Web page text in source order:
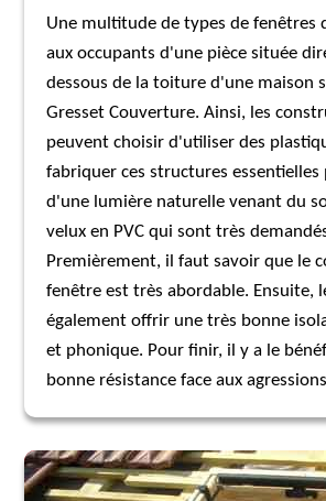
Une multitude de types de
aux occupants d'une pièce située
dessous de la toiture d'une maison
Gresset Couverture. Ainsi, les
peuvent choisir d'utiliser des
fabriquer ces structures
d'une lumière naturelle venant du
velux en PVC qui sont très
Premièrement, il faut savoir que le
fenêtre est très abordable. Ensuite,
également offrir une très bonne
et phonique. Pour finir, il y a le
bonne résistance face aux